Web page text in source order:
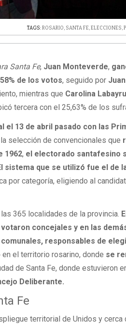
TAGS:ROSARIO, SANTA FE,ELECCIONES,
Santa Fe, Juan Monteverde,
de los votos, seguido por
mientras que Carolina
tercera con el 25,63% de los
el 13 de abril pasado con las
selección de convencionales que
1962, el electorado santafesino
sistema que se utilizó fue el de
por categoría, eligiendo al
365 localidades de la provincia.
concejales y en las
responsables de
el territorio rosarino, donde se
de Santa Fe, donde estuvieron
Deliberante.
Fe
territorial de Unidos y cerca